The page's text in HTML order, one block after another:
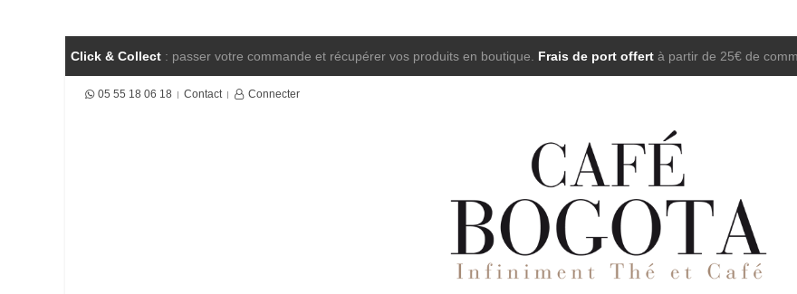
Click & Collect : passer votre commande et récupérer vos produits en boutique. Frais de port offert à partir de 25€ de
05 55 18 06 18 Contact Connecter